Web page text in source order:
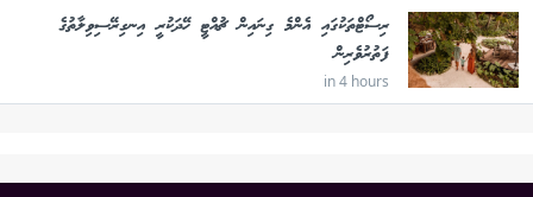
ރިސޯޓްތަކުގައި އެންމެ ގިނައިން ޗުއްޓީ ހޭދަކުރީ އިނގިރޭސިވިލާތުގެ
ފަތުރުވެރިން
in 4 hours